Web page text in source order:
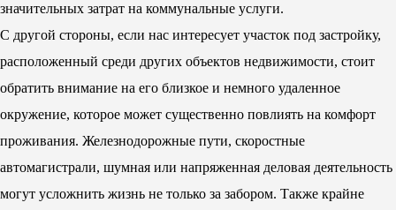
значительных затрат на коммунальные услуги.
С другой стороны, если нас интересует участок под застройку,
расположенный среди других объектов недвижимости, стоит
обратить внимание на его близкое и немного удаленное
окружение, которое может существенно повлиять на комфорт
проживания. Железнодорожные пути, скоростные
автомагистрали, шумная или напряженная деловая деятельность
могут усложнить жизнь не только за забором. Также крайне